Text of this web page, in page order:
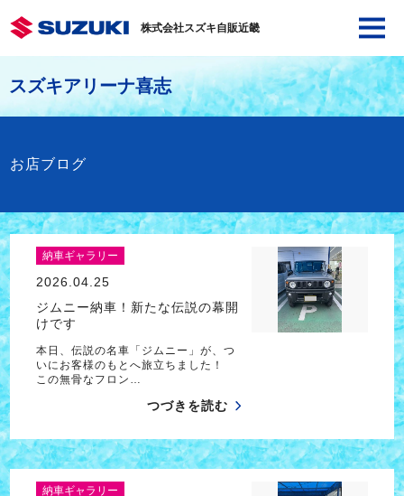
株式会社スズキ自販近畿
スズキアリーナ喜志
お店ブログ
納車ギャラリー
2026.04.25
ジムニー納車！新たな伝説の幕開
けです
本日、伝説の名車「ジムニー」が、つ
いにお客様のもとへ旅立ちました！
この無骨なフロン…
つづきを読む
納車ギャラリー